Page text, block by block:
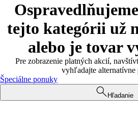
tejto kategórii už
alebo je tovar
Pre zobrazenie platných akcií,
vyhľadajte alternatívne
Špeciálne ponuky
Hľadanie